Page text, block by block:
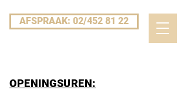
AFSPRAAK: 02/452 81 22
OPENINGSUREN: